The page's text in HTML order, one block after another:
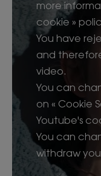
more
cookie »
You have
and
video.
You can
on « Cookie
Youtube's
You can
withdraw